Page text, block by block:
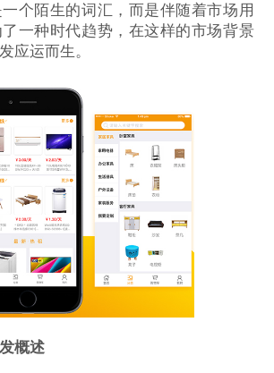
个陌生的词汇，而是伴随着市场用
一种时代趋势，在这样的市场背景
应运而生。
概述